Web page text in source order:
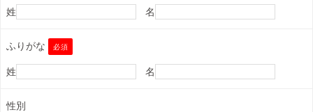
姓 名
ふりがな 必須
姓 名
性別